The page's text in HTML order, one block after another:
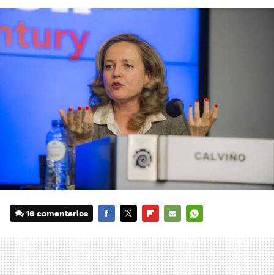
16 comentarios
MAIL